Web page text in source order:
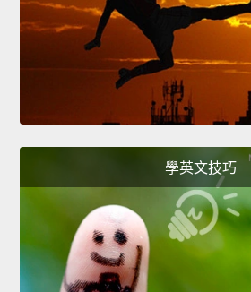
學英文技巧